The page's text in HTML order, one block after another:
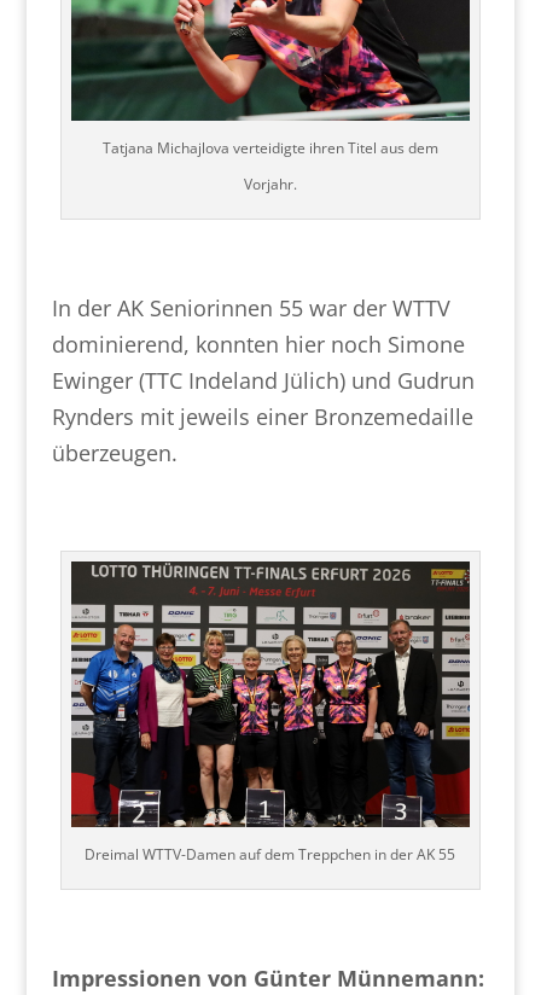
Tatjana Michajlova verteidigte ihren Titel aus dem
Vorjahr.
In der AK Seniorinnen 55 war der WTTV
dominierend, konnten hier noch Simone
Ewinger (TTC Indeland Jülich) und Gudrun
Rynders mit jeweils einer Bronzemedaille
überzeugen.
Dreimal WTTV-Damen auf dem Treppchen in der AK 55
Impressionen von Günter Münnemann: